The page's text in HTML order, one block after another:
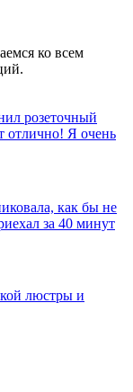
ко всем
розеточный
отлично! Я очень
как бы не
за 40 минут
люстры и